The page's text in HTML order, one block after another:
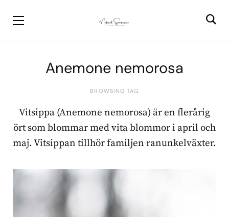
Anemone nemorosa
BROWSING TAG
Vitsippa (Anemone nemorosa) är en flerårig
ört som blommar med vita blommor i april och
maj. Vitsippan tillhör familjen ranunkelväxter.